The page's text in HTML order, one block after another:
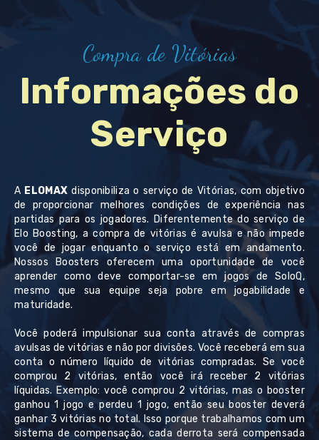
Compra de Vitórias
Informações do
Serviço
A ELOMAX disponibiliza o serviço de Vitórias, com objetivo
de proporcionar melhores condições de experiência nas
partidas para os jogadores. Diferentemente do serviço de
Elo Boosting, a compra de vitórias é avulsa e não impede
você de jogar enquanto o serviço está em andamento.
Nossos Boosters oferecem uma oportunidade de você
aprender como deve comportar-se em jogos de SoloQ,
mesmo que sua equipe seja pobre em jogabilidade e
maturidade.
Você poderá impulsionar sua conta através de compras
avulsas de vitórias e não por divisões. Você receberá em sua
conta o número líquido de vitórias compradas. Se você
comprou 2 vitórias, então você irá receber 2 vitórias
líquidas. Exemplo: você comprou 2 vitórias, mas o booster
ganhou 1 jogo e perdeu 1 jogo, então seu booster deverá
ganhar 3 vitórias no total. Isso porque trabalhamos com um
sistema de compensação, cada derrota será compensada